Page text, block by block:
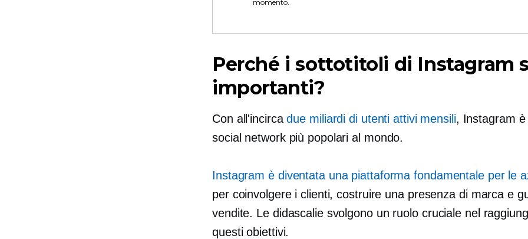
momento.
Perché i sottotitoli di Instagram
importanti?
Con all'incircadue miliardi di utenti attivi mensili, Instagram è
social network più popolari al mondo.
Instagram è diventata una piattaforma fondamentale per le
per coinvolgere i clienti, costruire una presenza di marca e
vendite. Le didascalie svolgono un ruolo cruciale nel
questi obiettivi.